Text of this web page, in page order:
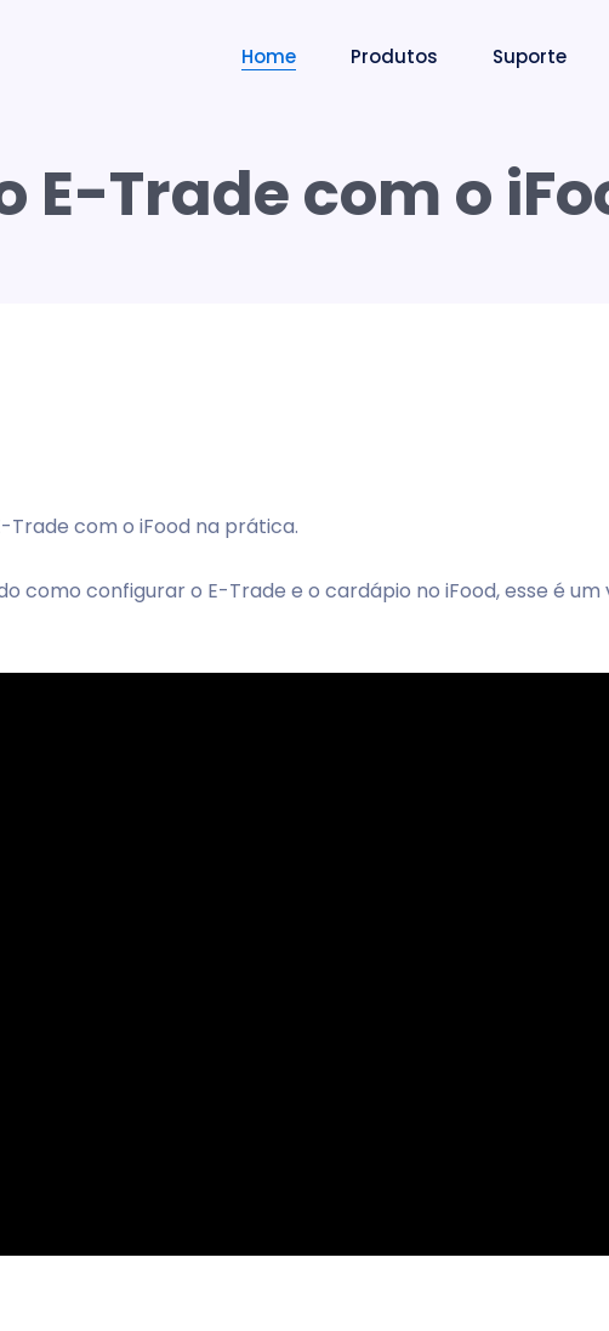
Home Produtos Suporte
E-Trade com o
com o iFood na prática.
como configurar o E-Trade e o cardápio no iFood, esse é